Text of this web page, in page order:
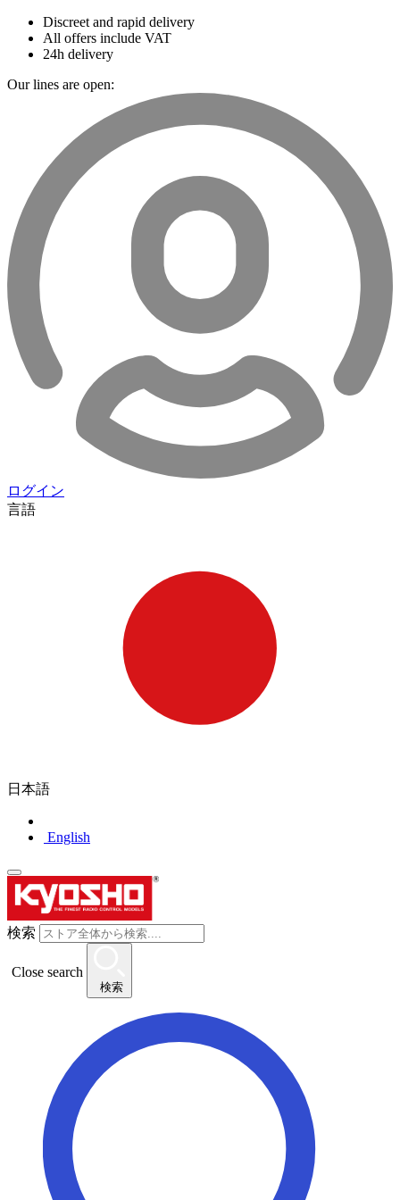
Discreet and rapid delivery
All offers include VAT
24h delivery
Our lines are open:
ログイン
言語
日本語
English
検索
Close search
検索